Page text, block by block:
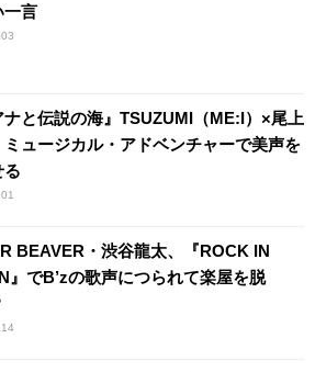
一言
ナと伝説の海』TSUZUMI（ME:I）×尾上
ミュージカル・アドベンチャーで美声を
る
BEAVER・渋谷龍太、『ROCK IN
』でB’zの歌声につられて楽屋を脱